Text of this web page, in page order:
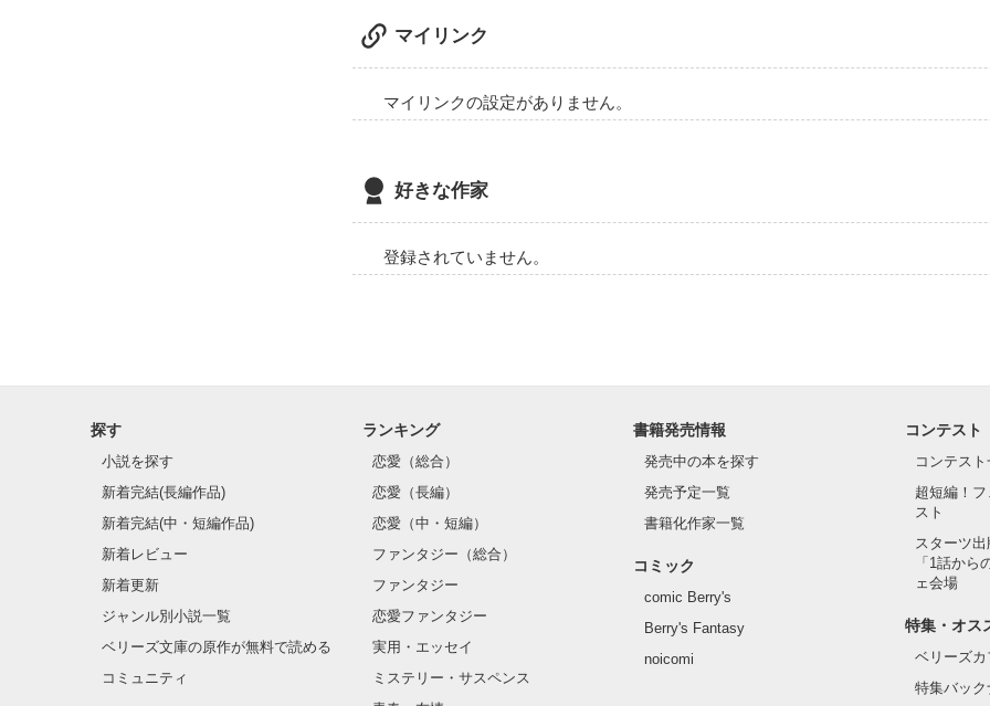
マイリンク
マイリンクの設定がありません。
好きな作家
登録されていません。
探す
小説を探す
新着完結(長編作品)
新着完結(中・短編作品)
新着レビュー
新着更新
ジャンル別小説一覧
ベリーズ文庫の原作が無料で読める
コミュニティ
ランキング
恋愛（総合）
恋愛（長編）
恋愛（中・短編）
ファンタジー（総合）
ファンタジー
恋愛ファンタジー
実用・エッセイ
ミステリー・サスペンス
書籍発売情報
発売中の本を探す
発売予定一覧
書籍化作家一覧
コミック
comic Berry's
Berry's Fantasy
noicomi
コンテスト
コンテスト
超短編！
スト
スターツ
「1話から
ェ会場
特集・オス
ベリーズ
特集バック